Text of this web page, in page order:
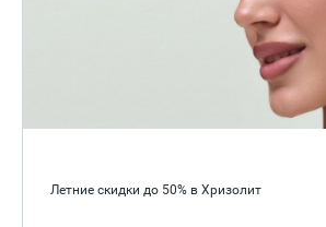
Летние скидки до 50% в Хризолит